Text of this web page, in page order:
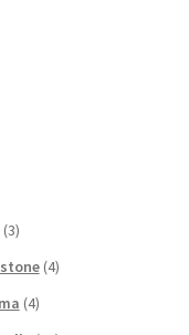
(3)
(4)
(4)